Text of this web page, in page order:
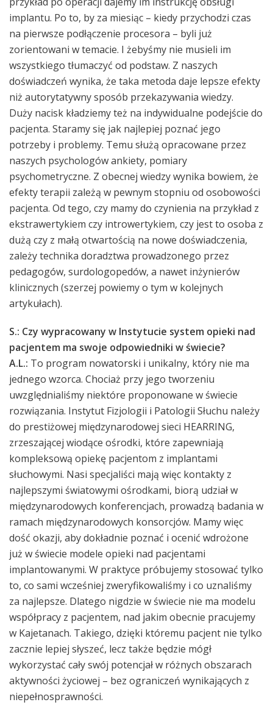
implantu. Po to, by za miesiąc – kiedy przychodzi czas
na pierwsze podłączenie procesora – byli już
zorientowani w temacie. I żebyśmy nie musieli im
wszystkiego tłumaczyć od podstaw. Z naszych
doświadczeń wynika, że taka metoda daje lepsze efekty
niż autorytatywny sposób przekazywania wiedzy.
Duży nacisk kładziemy też na indywidualne podejście do
pacjenta. Staramy się jak najlepiej poznać jego
potrzeby i problemy. Temu służą opracowane przez
naszych psychologów ankiety, pomiary
psychometryczne. Z obecnej wiedzy wynika bowiem, że
efekty terapii zależą w pewnym stopniu od osobowości
pacjenta. Od tego, czy mamy do czynienia na przykład z
ekstrawertykiem czy introwertykiem, czy jest to osoba z
dużą czy z małą otwartością na nowe doświadczenia,
zależy technika doradztwa prowadzonego przez
pedagogów, surdologopedów, a nawet inżynierów
klinicznych (szerzej powiemy o tym w kolejnych
artykułach).
S.: Czy wypracowany w Instytucie system opieki nad
pacjentem ma swoje odpowiedniki w świecie?
A.L.: To program nowatorski i unikalny, który nie ma
jednego wzorca. Chociaż przy jego tworzeniu
uwzględnialiśmy niektóre proponowane w świecie
rozwiązania. Instytut Fizjologii i Patologii Słuchu należy
do prestiżowej międzynarodowej sieci HEARRING,
zrzeszającej wiodące ośrodki, które zapewniają
kompleksową opiekę pacjentom z implantami
słuchowymi. Nasi specjaliści mają więc kontakty z
najlepszymi światowymi ośrodkami, biorą udział w
międzynarodowych konferencjach, prowadzą badania w
ramach międzynarodowych konsorcjów. Mamy więc
dość okazji, aby dokładnie poznać i ocenić wdrożone
już w świecie modele opieki nad pacjentami
implantowanymi. W praktyce próbujemy stosować tylko
to, co sami wcześniej zweryfikowaliśmy i co uznaliśmy
za najlepsze. Dlatego nigdzie w świecie nie ma modelu
współpracy z pacjentem, nad jakim obecnie pracujemy
w Kajetanach. Takiego, dzięki któremu pacjent nie tylko
zacznie lepiej słyszeć, lecz także będzie mógł
wykorzystać cały swój potencjał w różnych obszarach
aktywności życiowej – bez ograniczeń wynikających z
niepełnosprawności.